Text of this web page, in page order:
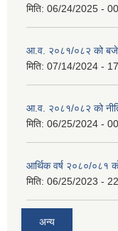
मिति: 06/24/2025 -
आ.व. २०८१/०८२ को
मिति: 07/14/2024 -
आ.व. २०८१/०८२ को
मिति: 06/25/2024 -
आर्थिक वर्ष २०८०/०८१
मिति: 06/25/2023 -
अन्य